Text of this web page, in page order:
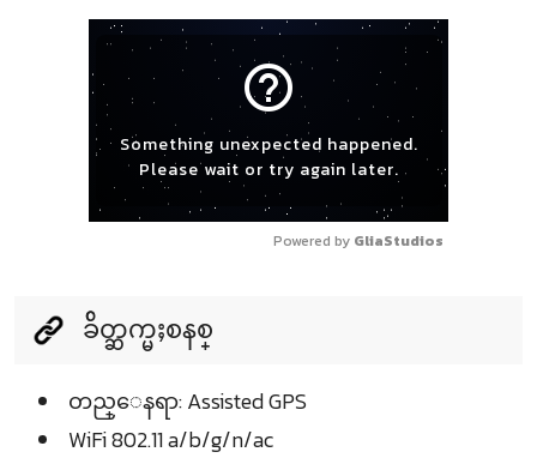
help_outline
Something unexpected happened.
Please wait or try again later.
Powered by GliaStudios
ခ်ိတ္ဆက္မႈစနစ္
တည္ေနရာ: Assisted GPS
WiFi 802.11 a/b/g/n/ac